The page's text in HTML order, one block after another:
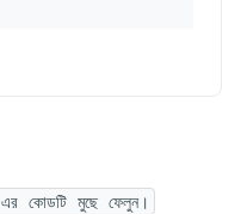
এর কোডটি মুছে ফেলুন।